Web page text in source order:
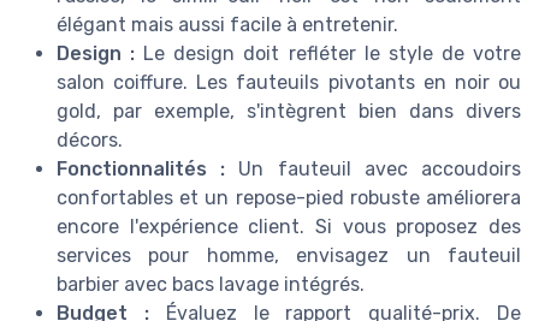
élégant mais aussi facile à entretenir.
Design : Le design doit refléter le style de votre
salon coiffure. Les fauteuils pivotants en noir ou
gold, par exemple, s'intègrent bien dans divers
décors.
Fonctionnalités : Un fauteuil avec accoudoirs
confortables et un repose-pied robuste améliorera
encore l'expérience client. Si vous proposez des
services pour homme, envisagez un fauteuil
barbier avec bacs lavage intégrés.
Budget :Évaluez le rapport qualité-prix. De